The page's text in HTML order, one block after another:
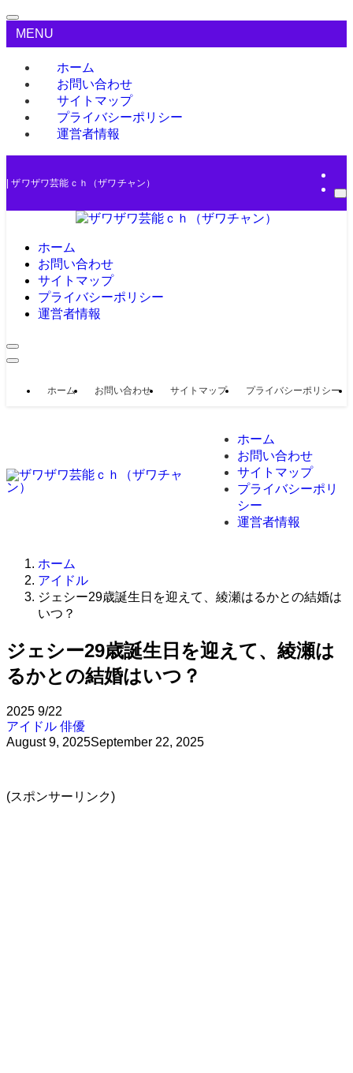
MENU
ホーム
お問い合わせ
サイトマップ
プライバシーポリシー
運営者情報
| ザワザワ芸能ｃｈ（ザワチャン）
ホーム
お問い合わせ
サイトマップ
プライバシーポリシー
運営者情報
ホーム お問い合わせ サイトマップ プライバシーポリシー
ホーム
お問い合わせ
サイトマップ
プライバシーポリ
シー
運営者情報
ホーム
アイドル
ジェシー29歳誕生日を迎えて、綾瀬はるかとの結婚は
いつ？
ジェシー29歳誕生日を迎えて、綾瀬は
るかとの結婚はいつ？
2025 9/22
アイドル 俳優
August 9, 2025September 22, 2025
(スポンサーリンク)